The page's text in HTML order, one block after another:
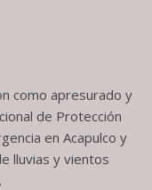
como apresurado y
de Protección
en Acapulco y
lluvias y vientos